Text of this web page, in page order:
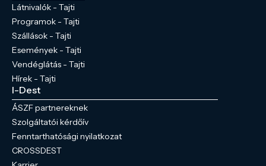
Látnivalók - Tajti
Programok - Tajti
Szállások - Tajti
Események - Tajti
Vendéglátás - Tajti
Hírek - Tajti
I-Dest
ÁSZF partnereknek
Szolgáltatói kérdőív
Fenntarthatósági nyilatkozat
CROSSDEST